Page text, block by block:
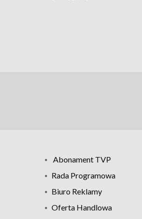
Abonament TVP
Rada Programowa
Biuro Reklamy
Oferta Handlowa